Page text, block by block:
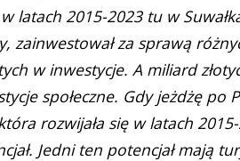
latach 2015-2023 tu w
zainwestował za sprawą
w inwestycje. A miliard
społeczne. Gdy jeżdżę po
rozwijała się w latach
Jedni ten potencjał mają